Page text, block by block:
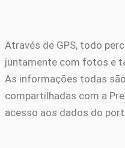
Através de GPS, todo
juntamente com fotos e
As informações todas
compartilhadas com a
acesso aos dados do